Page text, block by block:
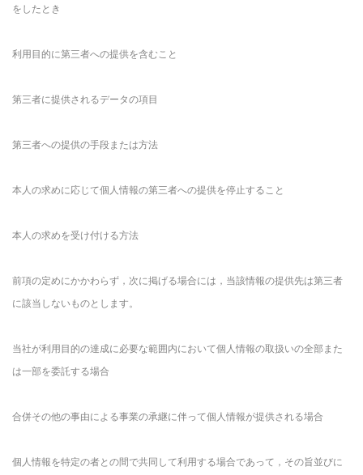
をしたとき
利用目的に第三者への提供を含むこと
第三者に提供されるデータの項目
第三者への提供の手段または方法
本人の求めに応じて個人情報の第三者への提供を停止すること
本人の求めを受け付ける方法
前項の定めにかかわらず，次に掲げる場合には，当該情報の提供先は第三者
に該当しないものとします。
当社が利用目的の達成に必要な範囲内において個人情報の取扱いの全部また
は一部を委託する場合
合併その他の事由による事業の承継に伴って個人情報が提供される場合
個人情報を特定の者との間で共同して利用する場合であって，その旨並びに